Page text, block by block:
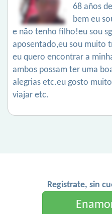
68 años
bem eu
e não tenho filho!eu sou
aposentado,eu sou muito
eu quero encontrar a
ambos possam ter uma
alegrias etc.eu gosto
viajar etc.
Registrate, sin